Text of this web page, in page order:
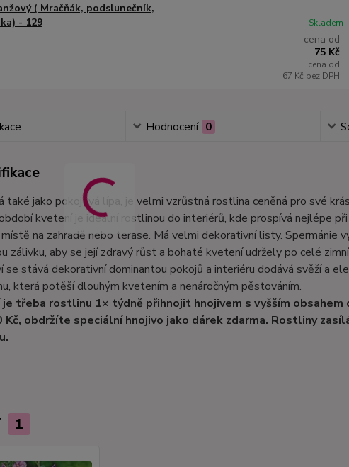
( Mračňák, podslunečník,
- 129
cena od
75 Kč
cena od
67 Kč bez DPH
Skladem
Hodnocení 0
také jako pokojová lípa, je velmi vzrůstná rostlina ceněná pro své
kvetení je ideální rostlinou do interiérů, kde prospívá nejlépe
na zahradě nebo terase. Má velmi dekorativní listy. Spermánie
zálivku, aby se její zdravý růst a bohaté kvetení udržely po celé
stává dekorativní dominantou pokojů a interiéru dodává svěží a
která potěší dlouhým kvetením a nenáročným pěstováním.
třeba rostlinu 1× týdně přihnojit hnojivem s vyšším obsahem
Kč, obdržíte speciální hnojivo jako dárek zdarma. Rostliny
1